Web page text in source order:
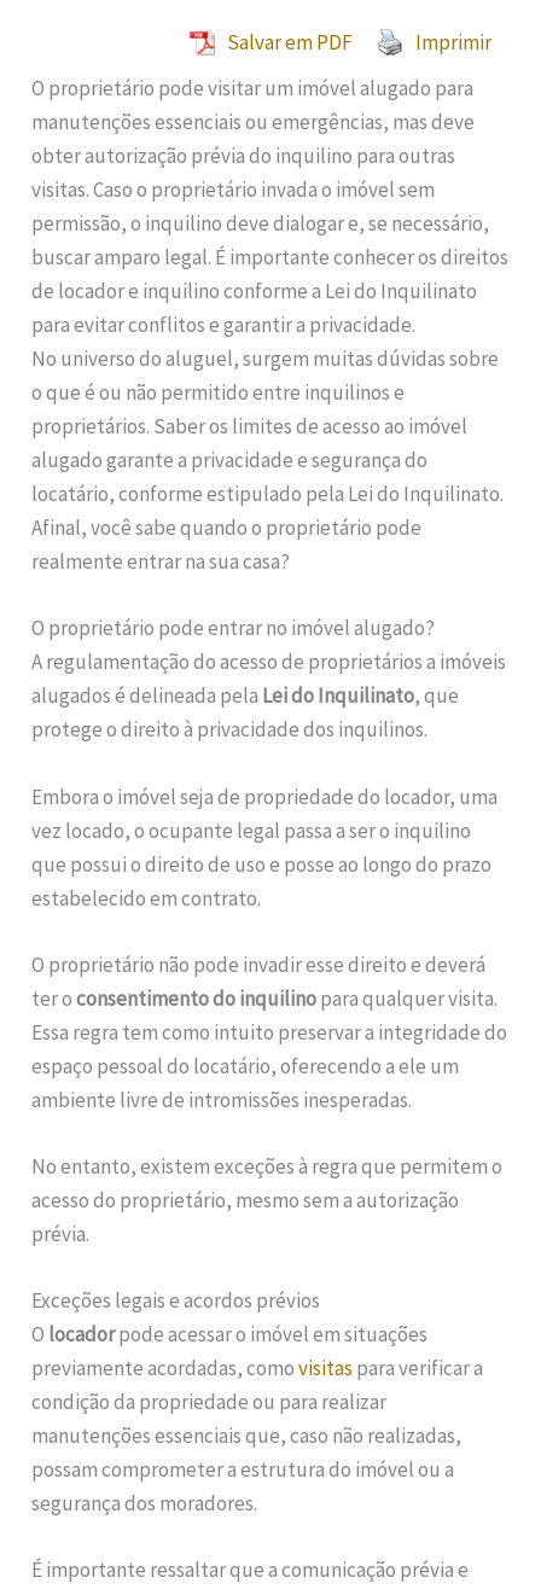
Salvar em PDF
Imprimir
O proprietário pode visitar um imóvel alugado para
manutenções essenciais ou emergências, mas deve
obter autorização prévia do inquilino para outras
visitas. Caso o proprietário invada o imóvel sem
permissão, o inquilino deve dialogar e, se necessário,
buscar amparo legal. É importante conhecer os direitos
de locador e inquilino conforme a Lei do Inquilinato
para evitar conflitos e garantir a privacidade.
No universo do aluguel, surgem muitas dúvidas sobre
o que é ou não permitido entre inquilinos e
proprietários. Saber os limites de acesso ao imóvel
alugado garante a privacidade e segurança do
locatário, conforme estipulado pela Lei do Inquilinato.
Afinal, você sabe quando o proprietário pode
realmente entrar na sua casa?
O proprietário pode entrar no imóvel alugado?
A regulamentação do acesso de proprietários a imóveis
alugados é delineada pela Lei do Inquilinato, que
protege o direito à privacidade dos inquilinos.
Embora o imóvel seja de propriedade do locador, uma
vez locado, o ocupante legal passa a ser o inquilino
que possui o direito de uso e posse ao longo do prazo
estabelecido em contrato.
O proprietário não pode invadir esse direito e deverá
ter oconsentimento do inquilinopara qualquer visita.
Essa regra tem como intuito preservar a integridade do
espaço pessoal do locatário, oferecendo a ele um
ambiente livre de intromissões inesperadas.
No entanto, existem exceções à regra que permitem o
acesso do proprietário, mesmo sem a autorização
prévia.
Exceções legais e acordos prévios
O locadorpode acessar o imóvel em situações
previamente acordadas, comovisitas para verificar a
condição da propriedade ou para realizar
manutenções essenciais que, caso não realizadas,
possam comprometer a estrutura do imóvel ou a
segurança dos moradores.
É importante ressaltar que a comunicação prévia e